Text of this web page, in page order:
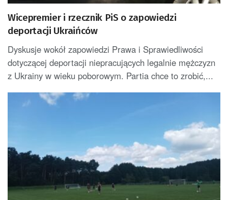
Wicepremier i rzecznik PiS o zapowiedzi
deportacji Ukraińców
Dyskusje wokół zapowiedzi Prawa i Sprawiedliwości
dotyczącej deportacji niepracujących legalnie mężczyzn
z Ukrainy w wieku poborowym. Partia chce to zrobić,...